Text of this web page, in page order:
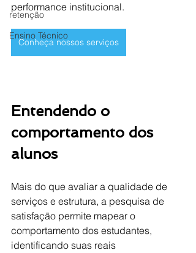
retenção
Ensino Técnico
performance institucional.
Conheça nossos serviços
Entendendo o
comportamento dos
alunos
Mais do que avaliar a qualidade de
serviços e estrutura, a pesquisa de
satisfação permite mapear o
comportamento dos estudantes,
identificando suas reais